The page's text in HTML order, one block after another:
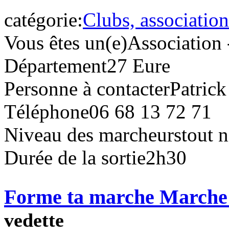
catégorie:Clubs,
Vous êtes un(e)Association
Département27 Eure
Personne à contacterPatrick
Téléphone06 68 13 72 71
Niveau des marcheurstout
Durée de la sortie2h30
Forme ta marche
vedette